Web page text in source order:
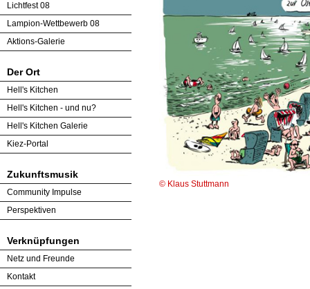
Lichtfest 08
Lampion-Wettbewerb 08
Aktions-Galerie
Der Ort
Hell's Kitchen
Hell's Kitchen - und nu?
Hell's Kitchen Galerie
Kiez-Portal
Zukunftsmusik
Community Impulse
Perspektiven
Verknüpfungen
Netz und Freunde
Kontakt
© Klaus Stuttmann